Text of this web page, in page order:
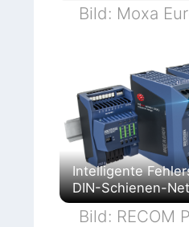
Bild: Moxa
Intelligente
DIN-Schienen-
Bild: RECOM